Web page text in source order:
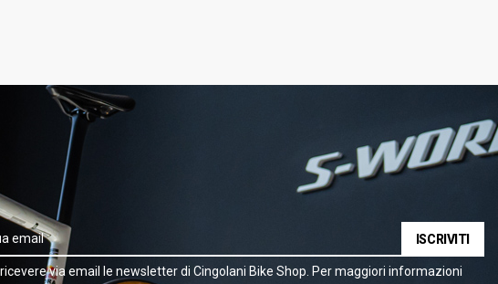
ISCRIVITI
via email le newsletter di Cingolani Bike Shop. Per maggiori informazioni